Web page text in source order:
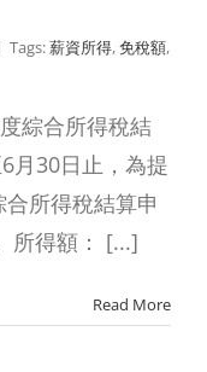
Tags:薪資所得,免稅額,
綜合所得稅結
月30日止，為提
所得稅結算申
所得額： [...]
Read More